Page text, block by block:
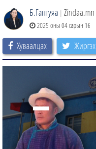
Б.Гантуяа | Zindaa.mn
2025 оны 04 сарын 16
Хуваалцах Жиргэх